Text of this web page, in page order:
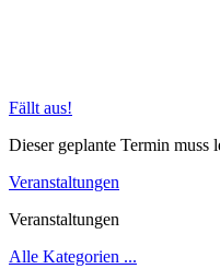
Fällt aus!
Dieser geplante Termin muss
Veranstaltungen
Veranstaltungen
Alle Kategorien ...